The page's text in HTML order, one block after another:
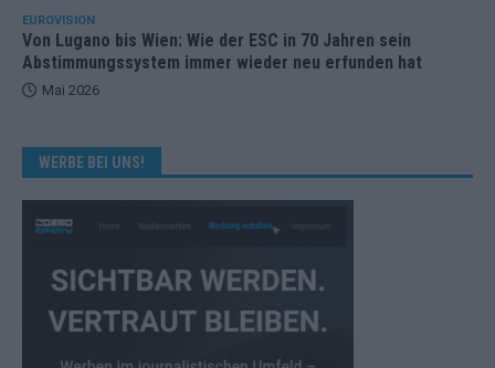
EUROVISION
Von Lugano bis Wien: Wie der ESC in 70 Jahren sein
Abstimmungssystem immer wieder neu erfunden hat
Mai 2026
WERBE BEI UNS!